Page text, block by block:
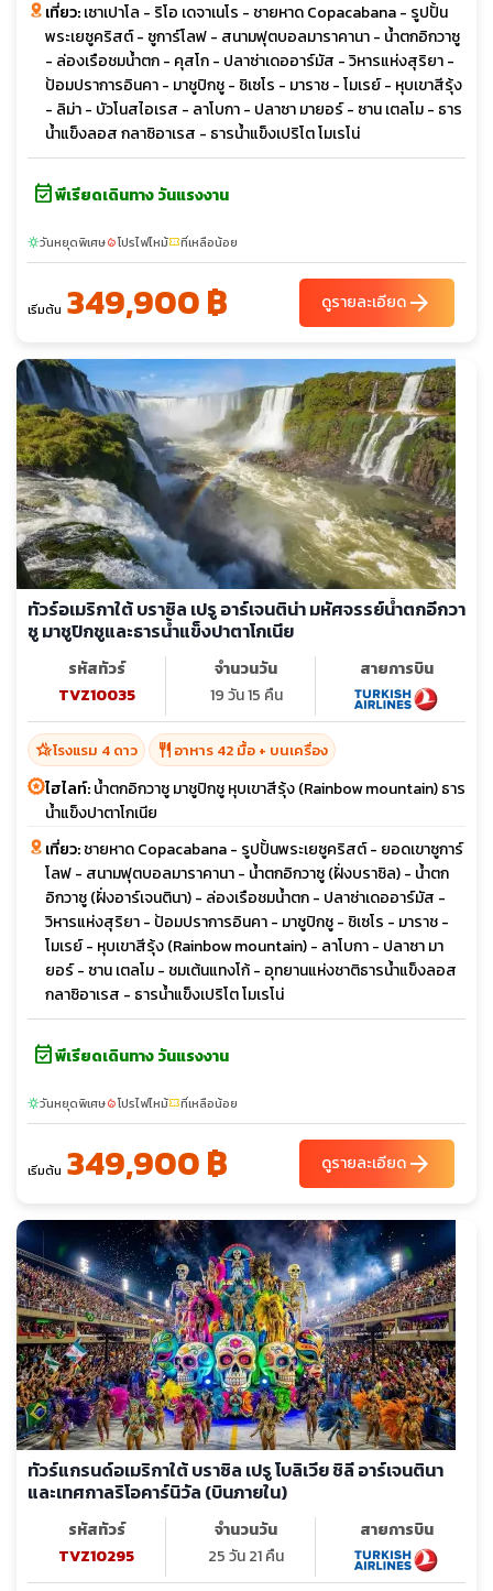
เที่ยว:เซาเปาโล - ริโอ เดจาเนโร - ชายหาด Copacabana - รูปปั้น
พระเยซูคริสต์ - ซูการ์โลฟ - สนามฟุตบอลมาราคานา - น้ำตกอิกวาซู
- ล่องเรือชมน้ำตก - คุสโก - ปลาซ่าเดออาร์มัส - วิหารแห่งสุริยา -
ป้อมปราการอินคา - มาชูปิกชู - ชิเซโร - มาราช - โมเรย์ - หุบเขาสีรุ้ง
- ลิม่า - บัวโนสไอเรส - ลาโบกา - ปลาซา มายอร์ - ซาน เตลโม - ธาร
น้ำแข็งลอส กลาซิอาเรส - ธารน้ำแข็งเปริโต โมเรโน่
event_availableพีเรียดเดินทาง วันแรงงาน
sunnyวันหยุดพิเศษlocal_fire_departmentโปรไฟไหม้confirmation_numberที่เหลือน้อย
เริ่มต้น 349,900 ฿ ดูรายละเอียดarrow_forward
ทัวร์อเมริกาใต้ บราซิล เปรู อาร์เจนติน่า มหัศจรรย์น้ำตกอีกวา
ซู มาชูปิกชูและธารน้ำแข็งปาตาโกเนีย
รหัสทัวร์
TVZ10035
จำนวนวัน
19 วัน 15 คืน
สายการบิน
hotel_classโรงแรม 4 ดาว restaurant อาหาร 42 มื้อ + บนเครื่อง
ไฮไลท์:น้ำตกอิกวาซู มาชูปิกชู หุบเขาสีรุ้ง (Rainbow mountain) ธาร
น้ำแข็งปาตาโกเนีย
เที่ยว:ชายหาด Copacabana - รูปปั้นพระเยซูคริสต์ - ยอดเขาซูการ์
โลฟ - สนามฟุตบอลมาราคานา - น้ำตกอิกวาซู (ฝั่งบราซิล) - น้ำตก
อิกวาซู (ฝั่งอาร์เจนตินา) - ล่องเรือชมน้ำตก - ปลาซ่าเดออาร์มัส -
วิหารแห่งสุริยา - ป้อมปราการอินคา - มาชูปิกชู - ชิเซโร - มาราช -
โมเรย์ - หุบเขาสีรุ้ง (Rainbow mountain) - ลาโบกา - ปลาซา มา
ยอร์ - ซาน เตลโม - ชมเต้นแทงโก้ - อุทยานแห่งชาติธารน้ำแข็งลอส
กลาซิอาเรส - ธารน้ำแข็งเปริโต โมเรโน่
event_availableพีเรียดเดินทาง วันแรงงาน
sunnyวันหยุดพิเศษlocal_fire_departmentโปรไฟไหม้confirmation_numberที่เหลือน้อย
เริ่มต้น 349,900 ฿ ดูรายละเอียดarrow_forward
ทัวร์แกรนด์อเมริกาใต้ บราซิล เปรู โบลิเวีย ชิลี อาร์เจนตินา
และเทศกาลริโอคาร์นิวัล (บินภายใน)
รหัสทัวร์
TVZ10295
จำนวนวัน
25 วัน 21 คืน
สายการบิน